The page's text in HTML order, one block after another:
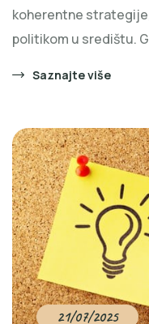
koherentne
politikom u središtu.
Saznajte više
21/07/2025